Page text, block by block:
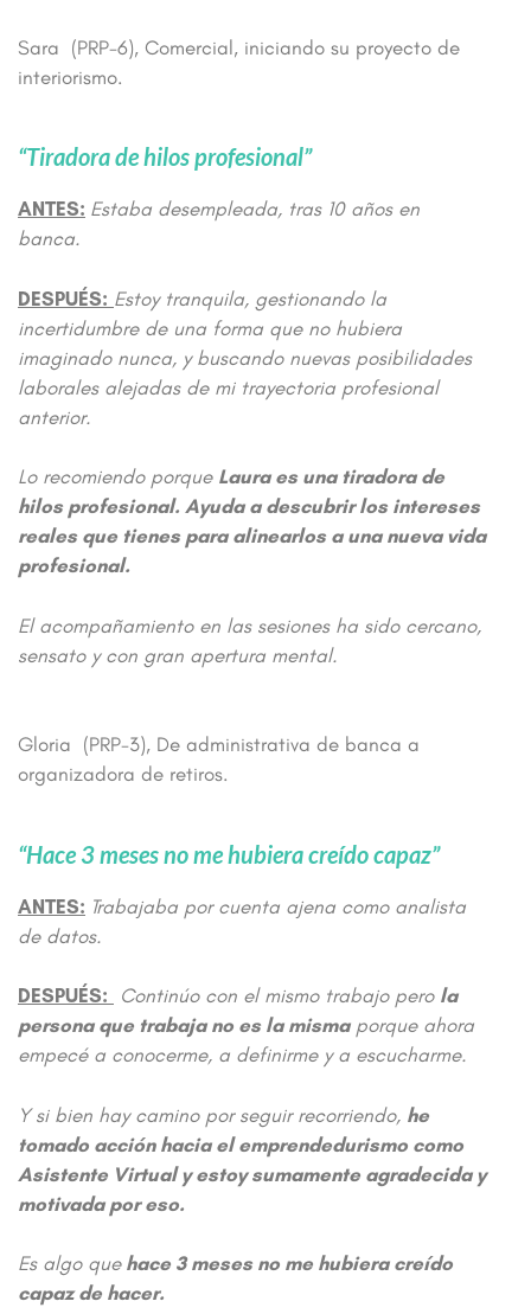
Sara (PRP-6), Comercial, iniciando su proyecto de
interiorismo.
“Tiradora de hilos profesional”
ANTES: Estaba desempleada, tras 10 años en
banca.
DESPUÉS: Estoy tranquila, gestionando la
incertidumbre de una forma que no hubiera
imaginado nunca, y buscando nuevas posibilidades
laborales alejadas de mi trayectoria profesional
anterior.
Lo recomiendo porque Laura es una tiradora de
hilos profesional. Ayuda a descubrir los intereses
reales que tienes para alinearlos a una nueva vida
profesional.
El acompañamiento en las sesiones ha sido cercano,
sensato y con gran apertura mental.
Gloria (PRP-3), De administrativa de banca a
organizadora de retiros.
“Hace 3 meses no me hubiera creído capaz”
ANTES: Trabajaba por cuenta ajena como analista
de datos.
DESPUÉS: Continúo con el mismo trabajo pero la
persona que trabaja no es la mismaporque ahora
empecé a conocerme, a definirme y a escucharme.
Y si bien hay camino por seguir recorriendo, he
tomado acción hacia el emprendedurismo como
Asistente Virtual y estoy sumamente agradecida y
motivada por eso.
Es algo quehace 3 meses no me hubiera creído
capaz de hacer.